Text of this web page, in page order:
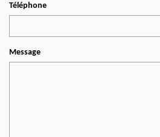
Téléphone
Message